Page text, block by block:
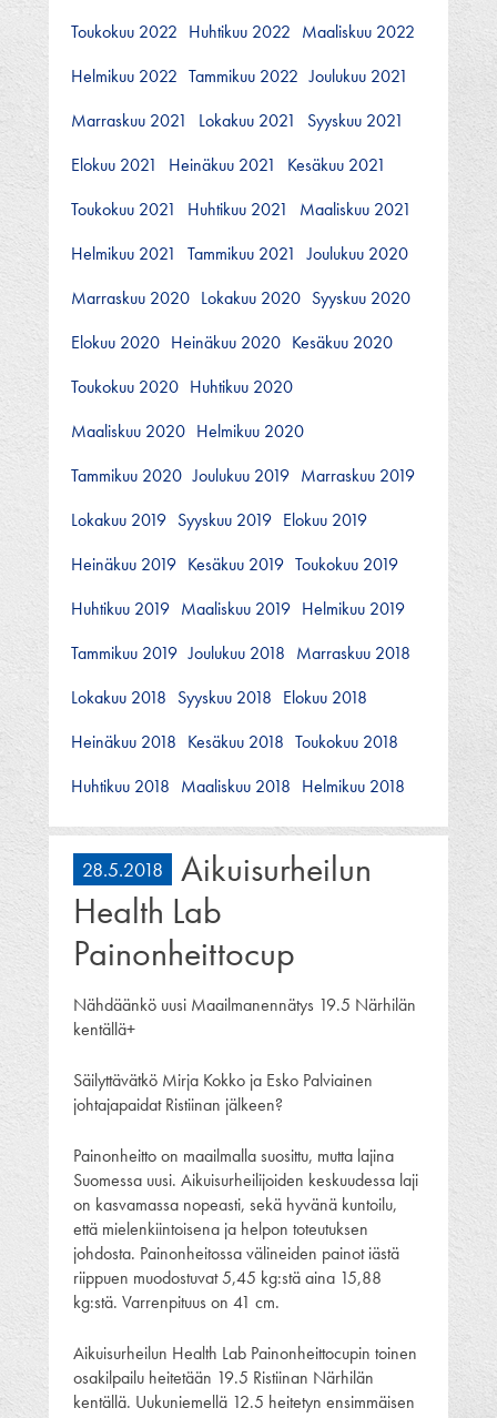
Toukokuu 2022 Huhtikuu 2022 Maaliskuu 2022
Helmikuu 2022 Tammikuu 2022 Joulukuu 2021
Marraskuu 2021
Lokakuu 2021
Syyskuu 2021
Elokuu 2021
Heinäkuu 2021
Kesäkuu 2021
Toukokuu 2021
Huhtikuu 2021
Maaliskuu 2021
Helmikuu 2021
Tammikuu 2021
Joulukuu 2020
Marraskuu 2020 Lokakuu 2020 Syyskuu 2020
Elokuu 2020 Heinäkuu 2020 Kesäkuu 2020
Toukokuu 2020 Huhtikuu 2020
Maaliskuu 2020 Helmikuu 2020
Tammikuu 2020 Joulukuu 2019 Marraskuu 2019
Lokakuu 2019 Syyskuu 2019 Elokuu 2019
Heinäkuu 2019 Kesäkuu 2019 Toukokuu 2019
Huhtikuu 2019 Maaliskuu 2019 Helmikuu 2019
Tammikuu 2019 Joulukuu 2018 Marraskuu 2018
Lokakuu 2018 Syyskuu 2018 Elokuu 2018
Heinäkuu 2018 Kesäkuu 2018 Toukokuu 2018
Huhtikuu 2018 Maaliskuu 2018 Helmikuu 2018
28.5.2018
Aikuisurheilun
Health Lab
Painonheittocup
Nähdäänkö uusi Maailmanennätys 19.5 Närhilän
kentällä+
Säilyttävätkö Mirja Kokko ja Esko Palviainen
johtajapaidat Ristiinan jälkeen?
Painonheitto on maailmalla suosittu, mutta lajina
Suomessa uusi. Aikuisurheilijoiden keskuudessa laji
on kasvamassa nopeasti, sekä hyvänä kuntoilu,
että mielenkiintoisena ja helpon toteutuksen
johdosta. Painonheitossa välineiden painot iästä
riippuen muodostuvat 5,45 kg:stä aina 15,88
kg:stä. Varrenpituus on 41 cm.
Aikuisurheilun Health Lab Painonheittocupin toinen
osakilpailu heitetään 19.5 Ristiinan Närhilän
kentällä. Uukuniemellä 12.5 heitetyn ensimmäisen